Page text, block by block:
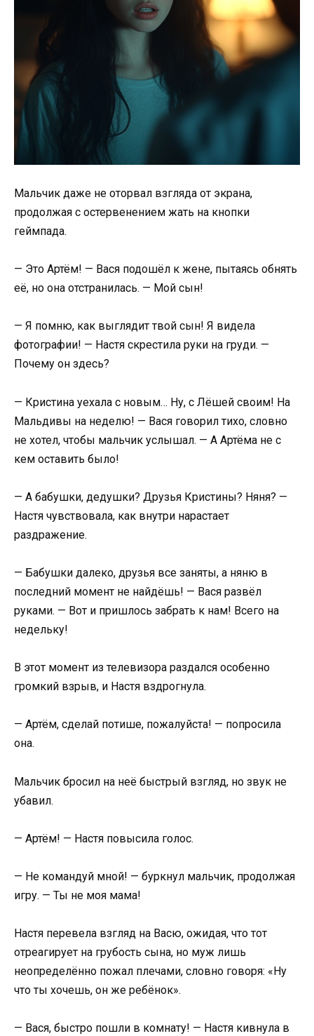
Мальчик даже не оторвал взгляда от экрана,
продолжая с остервенением жать на кнопки
геймпада.
— Это Артём! — Вася подошёл к жене, пытаясь обнять
её, но она отстранилась. — Мой сын!
— Я помню, как выглядит твой сын! Я видела
фотографии! — Настя скрестила руки на груди. —
Почему он здесь?
— Кристина уехала с новым… Ну, с Лёшей своим! На
Мальдивы на неделю! — Вася говорил тихо, словно
не хотел, чтобы мальчик услышал. — А Артёма не с
кем оставить было!
— А бабушки, дедушки? Друзья Кристины? Няня? —
Настя чувствовала, как внутри нарастает
раздражение.
— Бабушки далеко, друзья все заняты, а няню в
последний момент не найдёшь! — Вася развёл
руками. — Вот и пришлось забрать к нам! Всего на
недельку!
В этот момент из телевизора раздался особенно
громкий взрыв, и Настя вздрогнула.
— Артём, сделай потише, пожалуйста! — попросила
она.
Мальчик бросил на неё быстрый взгляд, но звук не
убавил.
— Артём! — Настя повысила голос.
— Не командуй мной! — буркнул мальчик, продолжая
игру. — Ты не моя мама!
Настя перевела взгляд на Васю, ожидая, что тот
отреагирует на грубость сына, но муж лишь
неопределённо пожал плечами, словно говоря: «Ну
что ты хочешь, он же ребёнок».
— Вася, быстро пошли в комнату! — Настя кивнула в